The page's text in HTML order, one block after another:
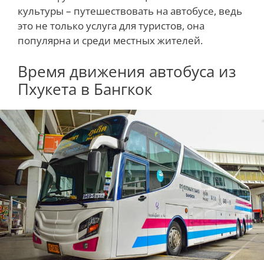
культуры – путешествовать на автобусе, ведь
это не только услуга для туристов, она
популярна и среди местных жителей.
Время движения автобуса из
Пхукета в Бангкок